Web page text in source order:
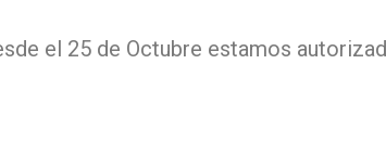
el 25 de Octubre estamos